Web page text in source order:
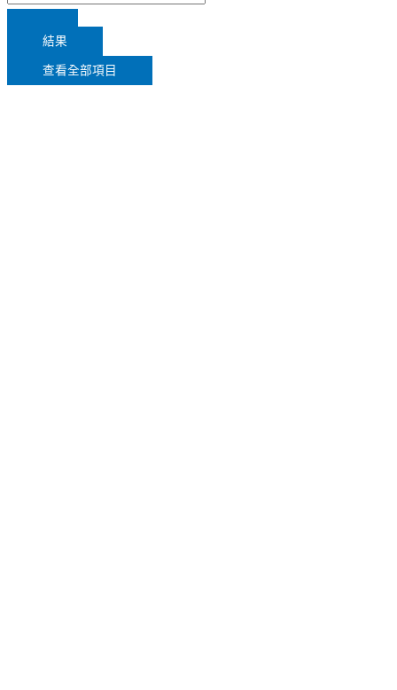
結果
查看全部項目